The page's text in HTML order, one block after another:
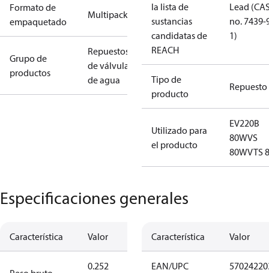
Formato de
empaquetado
Multipack
Grupo de
productos
Repuestos
de válvulas
de agua
la lista de
sustancias
candidatas de
REACH
Lead
no. 7439-
1)
Tipo de
producto
Repuesto
Utilizado para
el producto
EV220B
80WVS
80WVTS
Especificaciones generales
Característica Valor
0.252
Característica Valor
EAN/UPC